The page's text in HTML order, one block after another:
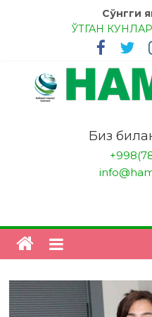
Сўнгги
ЎТГАН
МЕССИ ВА РОНАЛДУ,
ҲУСАНОВГА
МЕҲР
БАНКДА
НАТИЖАГА
Биз